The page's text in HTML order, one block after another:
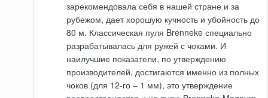
зарекомендовала себя в нашей стране и за
рубежом, дает хорошую кучность и убойность до
80 м. Классическая пуля Brenneke специально
разрабатывалась для ружей с чоками. И
наилучшие показатели, по утверждению
производителей, достигаются именно из полных
чоков (для 12-го – 1 мм), это утверждение